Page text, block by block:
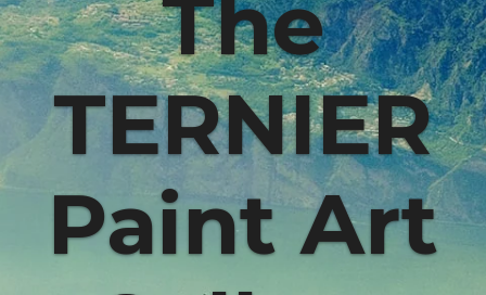
The
TERNIER
Paint Art